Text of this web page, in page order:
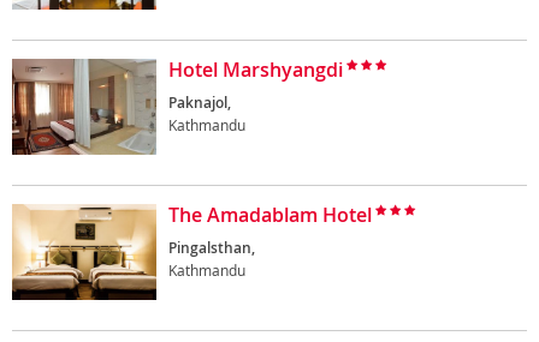
Hotel Marshyangdi
Paknajol,
Kathmandu
The Amadablam Hotel
Pingalsthan,
Kathmandu